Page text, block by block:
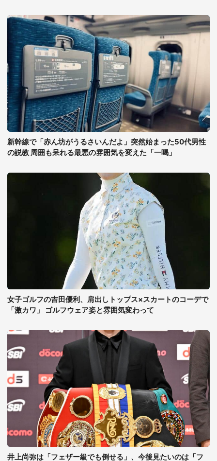
新幹線で「赤ん坊がうるさいんだよ」突然始まった50代男性
の説教 周囲も呆れる最悪の雰囲気を変えた「一喝」
女子ゴルフの吉田優利、肩出しトップス×スカートのコーデで
「激カワ」 ゴルフウェア姿と雰囲気変わって
井上尚弥は「フェザー級でも倒せる」、今後見たいのは「フ